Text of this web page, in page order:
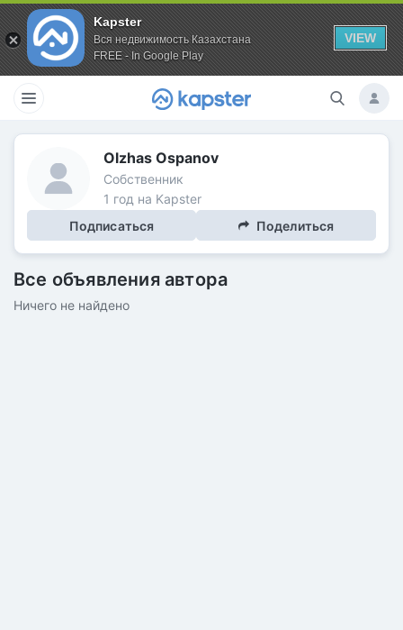
Kapster
Вся недвижимость Казахстана
FREE - In Google Play
VIEW
Olzhas Ospanov
Собственник
1 год на Kapster
Подписаться
Поделиться
Все объявления автора
Ничего не найдено